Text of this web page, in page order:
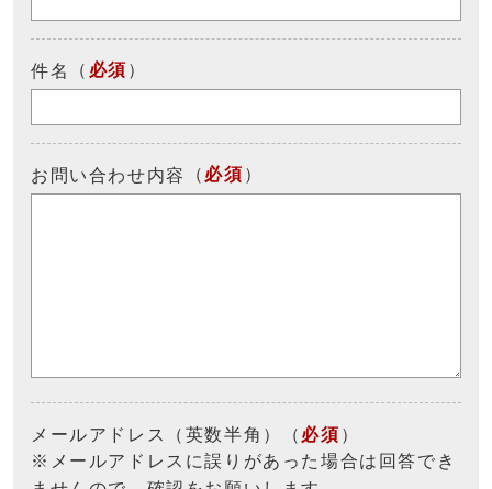
件名 （ 必須 ）
お問い合わせ内容 （ 必須 ）
メールアドレス（英数半角）（ 必須 ）
※メールアドレスに誤りがあった場合は回答でき